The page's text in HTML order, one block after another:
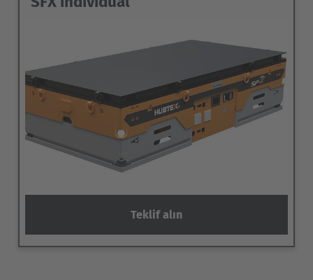
AMERICA
Teklif alın